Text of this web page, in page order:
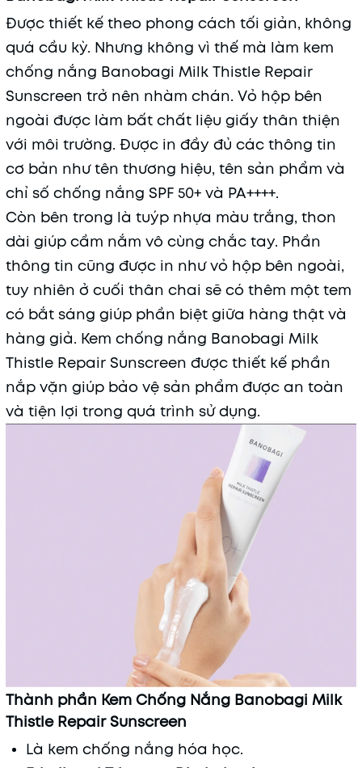
Được thiết kế theo phong cách tối giản, không
quá cầu kỳ. Nhưng không vì thế mà làm kem
chống nắng Banobagi Milk Thistle Repair
Sunscreen trở nên nhàm chán. Vỏ hộp bên
ngoài được làm bất chất liệu giấy thân thiện
với môi trường. Được in đầy đủ các thông tin
cơ bản như tên thương hiệu, tên sản phẩm và
chỉ số chống nắng SPF 50+ và PA++++.
Còn bên trong là tuýp nhựa màu trắng, thon
dài giúp cầm nắm vô cùng chắc tay. Phần
thông tin cũng được in như vỏ hộp bên ngoài,
tuy nhiên ở cuối thân chai sẽ có thêm một tem
có bắt sáng giúp phần biệt giữa hàng thật và
hàng giả. Kem chống nắng Banobagi Milk
Thistle Repair Sunscreen được thiết kế phần
nắp vặn giúp bảo vệ sản phẩm được an toàn
và tiện lợi trong quá trình sử dụng.
Thành phần Kem Chống Nắng Banobagi Milk
Thistle Repair Sunscreen
Là kem chống nắng hóa học.